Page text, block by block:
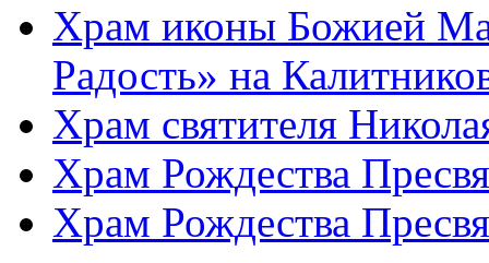
Храм иконы Божией
Радость» на
Храм святителя
Храм Рождества
Храм Рождества